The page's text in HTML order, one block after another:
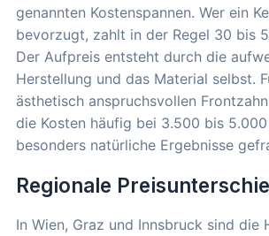
genannten Kostenspannen. Wer ein
bevorzugt, zahlt in der Regel 30 bis
Der Aufpreis entsteht durch die
Herstellung und das Material selbst.
ästhetisch anspruchsvollen
die Kosten häufig bei 3.500 bis
besonders natürliche Ergebnisse
Regionale
In Wien, Graz und Innsbruck sind die